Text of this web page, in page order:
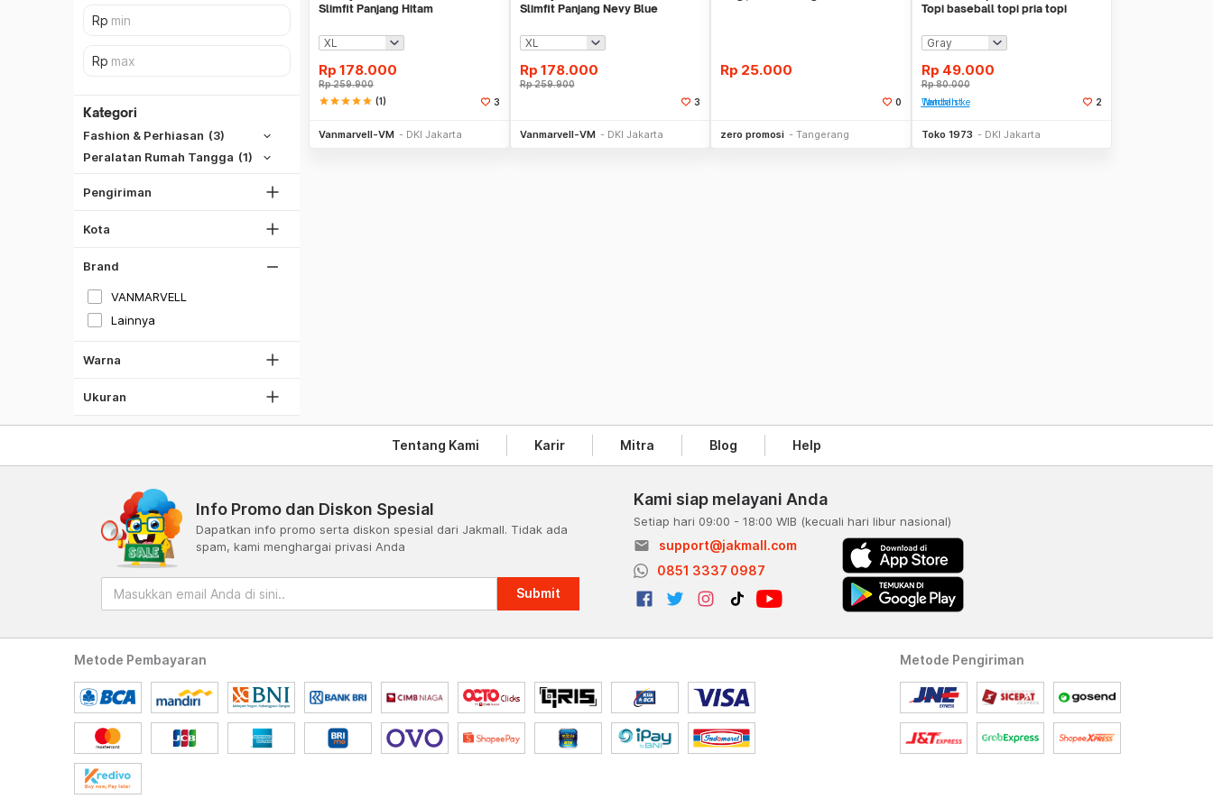
Kategori
Fashion & Perhiasan (3)
Peralatan Rumah Tangga (1)
Pengiriman
Lihat Semua
Kota
DKI Jakarta
Tangerang
Bekasi
Bogor
Lihat Semua
Brand
VANMARVELL
Lainnya
Warna
Gray
Biru
Multi Warna
Ukuran
M
XXL
Slimfit Panjang Hitam
Rp 178.000
Rp259.900
starstarstarstarstar (1) 3
Vanmarvell-VM DKI Jakarta
Slimfit Panjang Nevy Blue
Rp 178.000
Rp259.900
3
Vanmarvell-VM DKI Jakarta
Rp 25.000
0
zero promosi Tangerang
Topi baseball topi pria topi
Rp 49.000
Rp80.000
Tambah ke Watchlist
2
Toko 1973 DKI Jakarta
Tentang Kami Karir Mitra Blog Help
Info Promo dan Diskon Spesial
Dapatkan info promo serta diskon spesial dari Jakmall. Tidak ada
spam, kami menghargai privasi Anda
Submit
Kami siap melayani Anda
Setiap hari 09:00 - 18:00 WIB (kecuali hari libur nasional)
email
support@jakmall.com
0851 3337 0987
Metode Pembayaran Metode Pengiriman